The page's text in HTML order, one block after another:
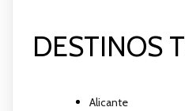
DESTINOS
Alicante